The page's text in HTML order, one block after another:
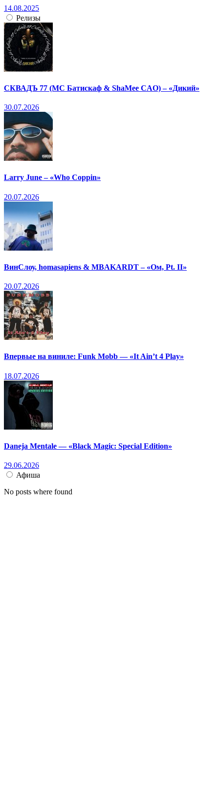
14.08.2025
Релизы
СКВАДЪ 77 (МС Батискаф & ShaMee CAO) – «Дикий»
30.07.2026
Larry June – «Who Coppin»
20.07.2026
ВинСлоу, homasapiens & MBAKARDT – «Ом, Pt. II»
20.07.2026
Впервые на виниле: Funk Mobb — «It Ain’t 4 Play»
18.07.2026
Daneja Mentale — «Black Magic: Special Edition»
29.06.2026
Афиша
No posts where found